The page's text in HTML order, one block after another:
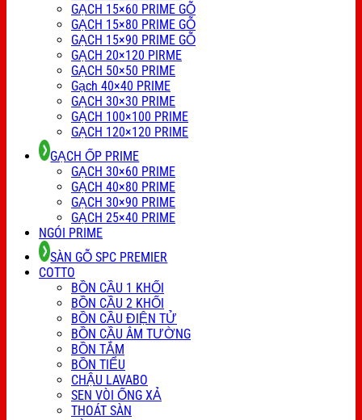
GẠCH 15×60 PRIME GỖ
GẠCH 15×80 PRIME GỖ
GẠCH 15×90 PRIME GỖ
GẠCH 20×120 PIRME
GẠCH 50×50 PRIME
Gạch 40×40 PRIME
GẠCH 30×30 PRIME
GẠCH 100×100 PRIME
GẠCH 120×120 PRIME
GẠCH ỐP PRIME
GẠCH 30×60 PRIME
GẠCH 40×80 PRIME
GẠCH 30×90 PRIME
GẠCH 25×40 PRIME
NGÓI PRIME
SÀN GỖ SPC PREMIER
COTTO
BỒN CẦU 1 KHỐI
BỒN CẦU 2 KHỐI
BỒN CẦU ĐIỆN TỬ
BỒN CẦU ÂM TƯỜNG
BỒN TẮM
BỒN TIỂU
CHẬU LAVABO
SEN VÒI ỐNG XẢ
THOÁT SÀN